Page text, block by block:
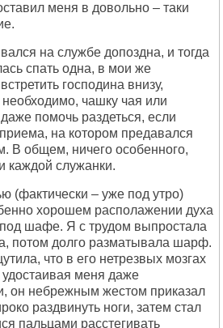
меня в довольно – таки
на службе допоздна, и тогда
спать одна, в мои же
господина внизу,
необходимо, чашку чая или
помочь раздеться, если
на котором предавался
В общем, ничего особенного,
каждой служанки.
(фактически – уже под утро)
хорошем располажении духа
под шафе. Я с трудом выпростала
потом долго разматывала шарф.
что в его нетрезвых мозгах
меня даже
он небрежным жестом приказал
раздвинуть ноги, затем стал
пальцами расстегивать